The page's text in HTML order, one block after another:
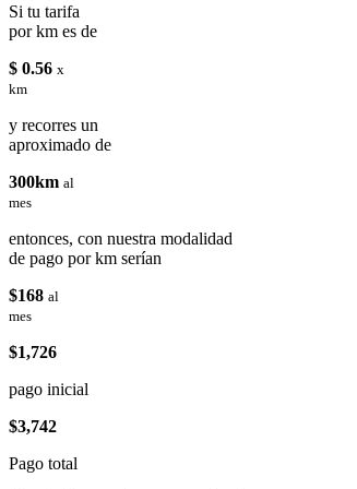
Si tu tarifa
por km es de
$ 0.56 x
km
y recorres un
aproximado de
300km al
mes
entonces, con nuestra modalidad
de pago por km serían
$168 al
mes
$1,726
pago inicial
$3,742
Pago total